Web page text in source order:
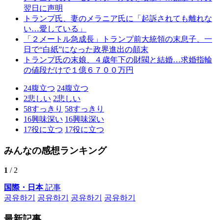
翌日に声明
トランプ氏、妻のメラニア氏に「起訴されても離れな
い…愛している」
「２メートル急成長」トランプ前大統領の末息子、一
日で“白紙”になった政界進出の顛末
トランプ氏の末娘、４歳年下の財閥と結婚…求婚指輪
の値段だけで１億６７００万円
24腹立つ 24腹立つ
2悲しい 2悲しい
58すっきり 58すっきり
16興味深い 16興味深い
17役に立つ 17役に立つ
みんなの感想ランキング
1 / 2
国際・日本記事
공유하기
공유하기 공유하기 공유하기